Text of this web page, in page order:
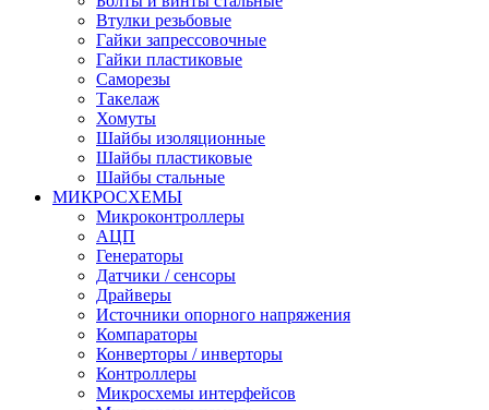
Втулки резьбовые
Гайки запрессовочные
Гайки пластиковые
Саморезы
Такелаж
Хомуты
Шайбы изоляционные
Шайбы пластиковые
Шайбы стальные
МИКРОСХЕМЫ
Микроконтроллеры
АЦП
Генераторы
Датчики / сенсоры
Драйверы
Источники опорного напряжения
Компараторы
Конверторы / инверторы
Контроллеры
Микросхемы интерфейсов